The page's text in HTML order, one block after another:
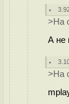
>На
А не
>На